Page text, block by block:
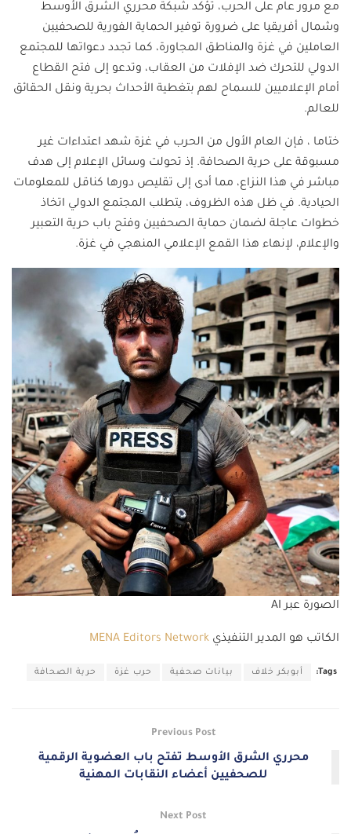
مع مرور عام على الحرب، تؤكد شبكة محرري الشرق الأوسط
وشمال أفريقيا على ضرورة توفير الحماية الفورية للصحفيين
العاملين في غزة والمناطق المجاورة، كما تجدد دعواتها للمجتمع
الدولي للتحرك ضد الإفلات من العقاب، وتدعو إلى فتح القطاع
أمام الإعلاميين للسماح لهم بتغطية الأحداث بحرية ونقل الحقائق
للعالم.
ختاما ، فإن العام الأول من الحرب في غزة شهد اعتداءات غير
مسبوقة على حرية الصحافة. إذ تحولت وسائل الإعلام إلى هدف
مباشر في هذا النزاع، مما أدى إلى تقليص دورها كناقل للمعلومات
الحيادية. في ظل هذه الظروف، يتطلب المجتمع الدولي اتخاذ
خطوات عاجلة لضمان حماية الصحفيين وفتح باب حرية التعبير
والإعلام، لإنهاء هذا القمع الإعلامي المنهجي في غزة.
الصورة عبر AI
الكاتب هو المدير التنفيذي MENA Editors Network
Tags: أبوبكر خلاف بيانات صحفية حرب غزة حرية الصحافة
Previous Post
محرري الشرق الأوسط تفتح باب العضوية الرقمية
للصحفيين أعضاء النقابات المهنية
Next Post